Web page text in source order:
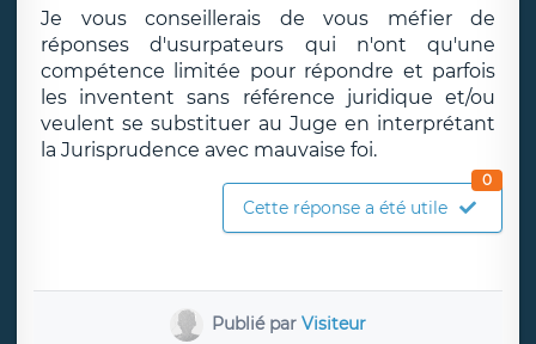
Je vous conseillerais de vous méfier de
réponses d'usurpateurs qui n'ont qu'une
compétence limitée pour répondre et parfois
les inventent sans référence juridique et/ou
veulent se substituer au Juge en interprétant
la Jurisprudence avec mauvaise foi.
Cette réponse a été utile
0
Publié parVisiteur